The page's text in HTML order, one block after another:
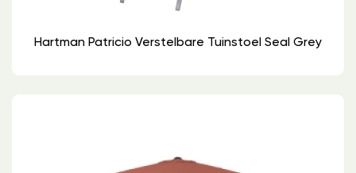
Hartman Patricio Verstelbare Tuinstoel Seal Grey